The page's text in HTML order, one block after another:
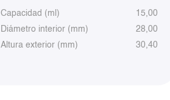
Capacidad (ml)
15,00
Diámetro interior (mm)
28,00
Altura exterior (mm)
30,40